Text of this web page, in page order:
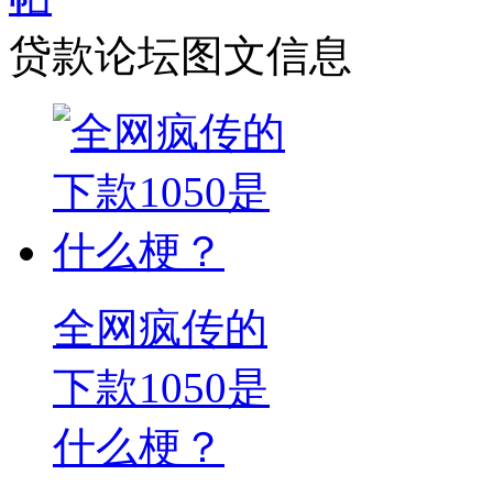
贷款论坛图文信息
全网疯传的
下款1050是
什么梗？